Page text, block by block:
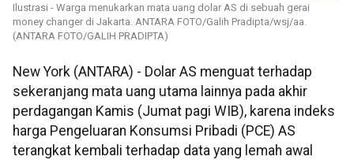
Ilustrasi - Warga menukarkan mata uang dolar AS di sebuah gerai
money changer di Jakarta. ANTARA FOTO/Galih Pradipta/wsj/aa.
(ANTARA FOTO/GALIH PRADIPTA)
New York (ANTARA) - Dolar AS menguat terhadap
sekeranjang mata uang utama lainnya pada akhir
perdagangan Kamis (Jumat pagi WIB), karena indeks
harga Pengeluaran Konsumsi Pribadi (PCE) AS
terangkat kembali terhadap data yang lemah awal